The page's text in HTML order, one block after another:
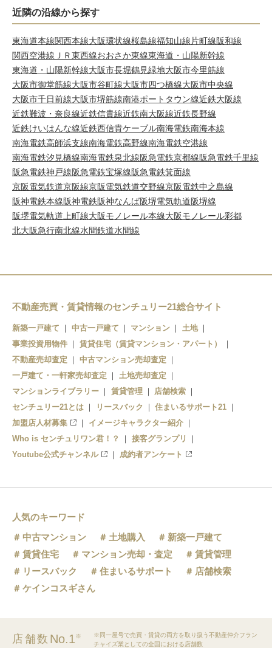
近隣の沿線から探す
東海道本線関西本線大阪環状線桜島線福知山線片町線阪和線
関西空港線 ＪＲ東西線おおさか東線東海道・山陽新幹線
東海道・山陽新幹線大阪市長堀鶴見緑地大阪市今里筋線
大阪市御堂筋線大阪市谷町線大阪市四つ橋線大阪市中央線
大阪市千日前線大阪市堺筋線南港ポートタウン線近鉄大阪線
近鉄難波・奈良線近鉄信貴線近鉄南大阪線近鉄長野線
近鉄けいはんな線近鉄西信貴ケーブル南海電鉄南海本線
南海電鉄高師浜支線南海電鉄高野線南海電鉄空港線
南海電鉄汐見橋線南海電鉄泉北線阪急電鉄京都線阪急電鉄千里線
阪急電鉄神戸線阪急電鉄宝塚線阪急電鉄箕面線
京阪電気鉄道京阪線京阪電気鉄道交野線京阪電鉄中之島線
阪神電鉄本線阪神電鉄阪神なんば阪堺電気軌道阪堺線
阪堺電気軌道上町線大阪モノレール本線大阪モノレール彩都
北大阪急行南北線水間鉄道水間線
不動産売買・賃貸情報のセンチュリー21総合サイト
新築一戸建て 中古一戸建て マンション
土地
事業投資用物件
賃貸住宅（賃貸マンション・アパート）
不動産売却査定
中古マンション売却査定
一戸建て・一軒家売却査定
土地売却査定
マンションライブラリー
賃貸管理
店舗検索
センチュリー21とは
リースバック
住まいるサポート21
加盟店人材募集
イメージキャラクター紹介
Who is センチュリワン君！？
接客グランプリ
Youtube公式チャンネル
成約者アンケート
人気のキーワード
中古マンション
土地購入
新築一戸建て
賃貸住宅
マンション売却・査定
賃貸管理
リースバック
住まいるサポート
店舗検索
ケインコスギさん
店舗数 No.1※
※同一屋号で売買・賃貸の両方を取り扱う不動産仲介フラン
チャイズ業としての全国における店舗数